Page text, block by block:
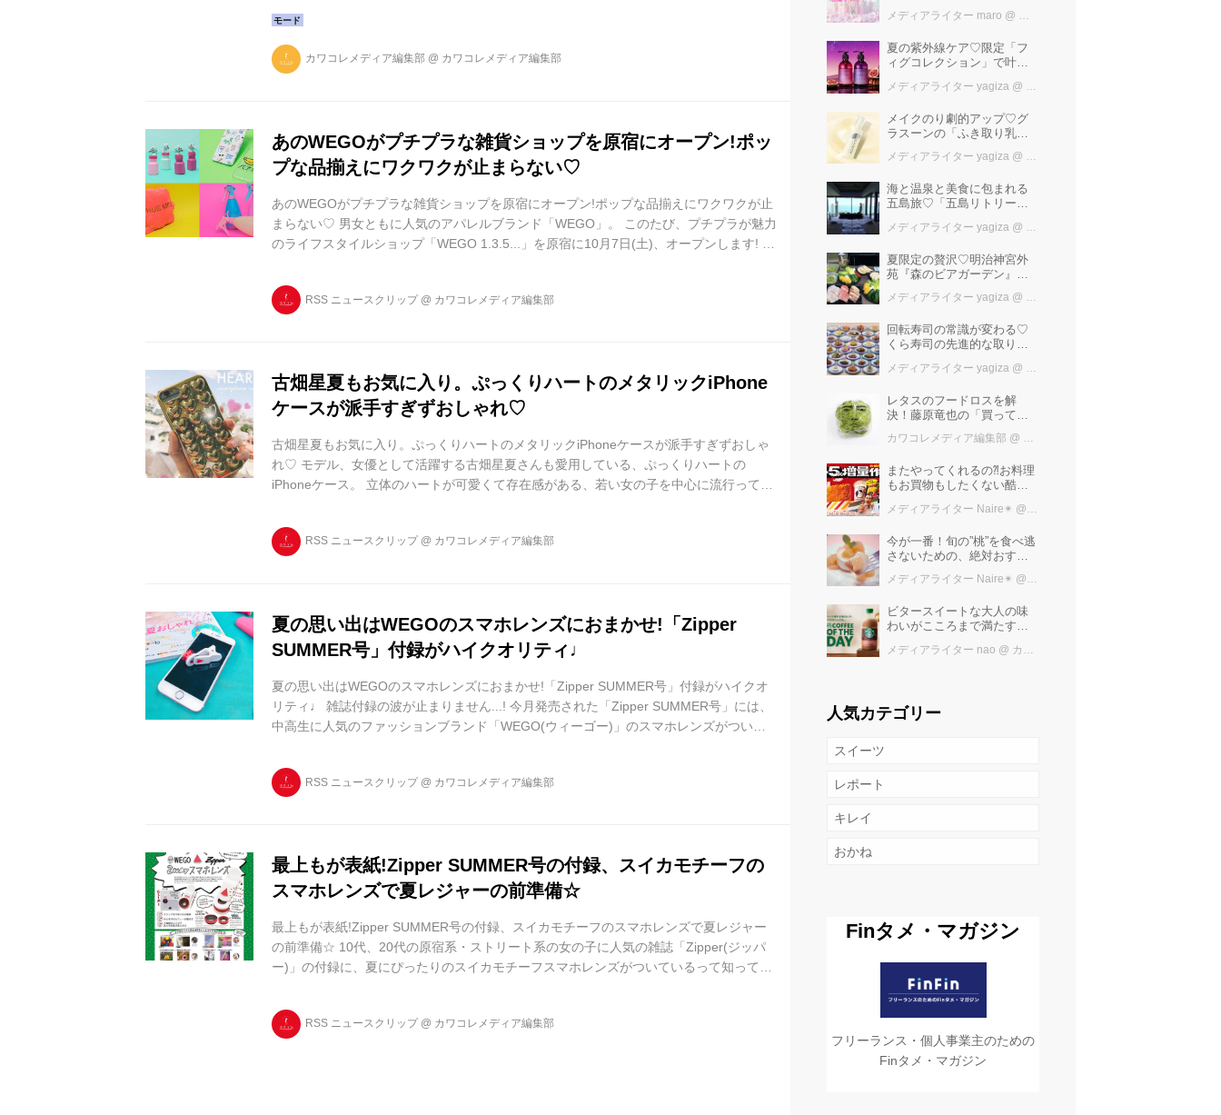
カワコレメディア編集部 @ カワコレメディア編集部
あのWEGOがプチプラな雑貨ショップを原宿にオープン!ポッ
プな品揃えにワクワクが止まらない♡
あのWEGOがプチプラな雑貨ショップを原宿にオープン!ポップな品揃えにワクワクが止
まらない♡ 男女ともに人気のアパレルブランド「WEGO」。 このたび、プチプラが魅力
のライフスタイルショップ「WEGO 1.3.5...」を原宿に10月7日(土)、オープンします! ・
300円、500円の3プライスを中心に、ポップでキュートなアイテムが展開するショッ
プ。 アクセサリーやスマホグッズから、コスメやパーティーグッズまで幅広いラインナ
RSS ニュースクリップ @ カワコレメディア編集部
古畑星夏もお気に入り。ぷっくりハートのメタリックiPhone
ケースが派手すぎずおしゃれ♡
古畑星夏もお気に入り。ぷっくりハートのメタリックiPhoneケースが派手すぎずおしゃ
れ♡ モデル、女優として活躍する古畑星夏さんも愛用している、ぷっくりハートの
iPhoneケース。 立体のハートが可愛くて存在感がある、若い女の子を中心に流行ってい
RSS ニュースクリップ @ カワコレメディア編集部
夏の思い出はWEGOのスマホレンズにおまかせ!「Zipper
SUMMER号」付録がハイクオリティ♩
夏の思い出はWEGOのスマホレンズにおまかせ!「Zipper SUMMER号」付録がハイクオ
リティ♩ 雑誌付録の波が止まりません...! 今月発売された「Zipper SUMMER号」には、
中高生に人気のファッションブランド「WEGO(ウィーゴー)」のスマホレンズがついて
RSS ニュースクリップ @ カワコレメディア編集部
最上もが表紙!Zipper SUMMER号の付録、スイカモチーフの
スマホレンズで夏レジャーの前準備☆
最上もが表紙!Zipper SUMMER号の付録、スイカモチーフのスマホレンズで夏レジャー
の前準備☆ 10代、20代の原宿系・ストリート系の女の子に人気の雑誌「Zipper(ジッパ
ー)」の付録に、夏にぴったりのスイカモチーフスマホレンズがついているって知って
RSS ニュースクリップ @ カワコレメディア編集部
メディアライター maro @ カワコレメディア編集部
夏の紫外線ケア♡限定「フ
ィグコレクション」で叶え
メディアライター yagiza @ カワコレメディア編集部
メイクのり劇的アップ♡グ
ラスーンの「ふき取り乳
メディアライター yagiza @ カワコレメディア編集部
海と温泉と美食に包まれる
五島旅♡「五島リトリート
極上ご褒美ステイ
メディアライター yagiza @ カワコレメディア編集部
夏限定の贅沢♡明治神宮外
苑『森のビアガーデン』で
め」を堪能しよう
メディアライター yagiza @ カワコレメディア編集部
回転寿司の常識が変わる♡
くら寿司の先進的な取り組
び！ファン必見の最新トピ
メディアライター yagiza @ カワコレメディア編集部
レタスのフードロスを解
決！藤原竜也の「買ってく
カワコレメディア編集部 @ カワコレメディア編集部
またやってくれるの⁈お料理
もお買物もしたくない酷暑
けば増量中！！
メディアライター Naire✴︎ @ カワコレメディア編集部
今が一番！旬の”桃”を食べ逃
さないための、絶対おすす
メディアライター Naire✴︎ @ カワコレメディア編集部
ビタースイートな大人の味
わいがこころまで満たす
COFFEE OF THE DAY カフ
メディアライター nao @ カワコレメディア編集部
人気カテゴリー
スイーツ
レポート
キレイ
おかね
Finタメ・マガジン
フリーランス・個人事業主のための
Finタメ・マガジン